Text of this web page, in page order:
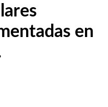
en